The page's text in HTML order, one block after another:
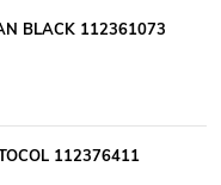
BLACK 112361073
112376411